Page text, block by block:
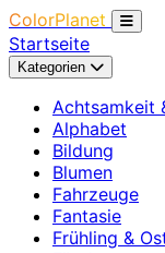
ColorPlanet
Startseite
Kategorien
Achtsamkeit
Alphabet
Bildung
Blumen
Fahrzeuge
Fantasie
Frühling &